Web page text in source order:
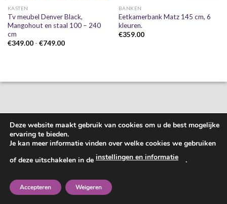
KASTEN
Tv meubel Denver Black,
Mangohout en staal 100 – 240
cm
€349.00 - €749.00Prijsklasse:
BANKEN
Eetkamerbank Matz 145 cm, 6
kleuren.
€359.00
Deze website maakt gebruik van cookies om u de best mogelijke
ervaring te bieden.
Je kan meer informatie vinden over welke cookies we gebruiken
of deze uitschakelen in de instellingen en informatie .
Accepteren Weigeren